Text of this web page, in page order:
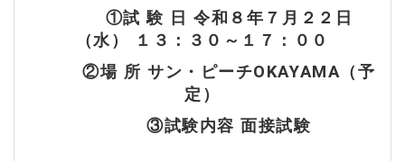
①試 験 日 令和８年７月２２日
（水） １３：３０～１７：００
②場 所 サン・ピーチOKAYAMA（予
定）
③試験内容 面接試験